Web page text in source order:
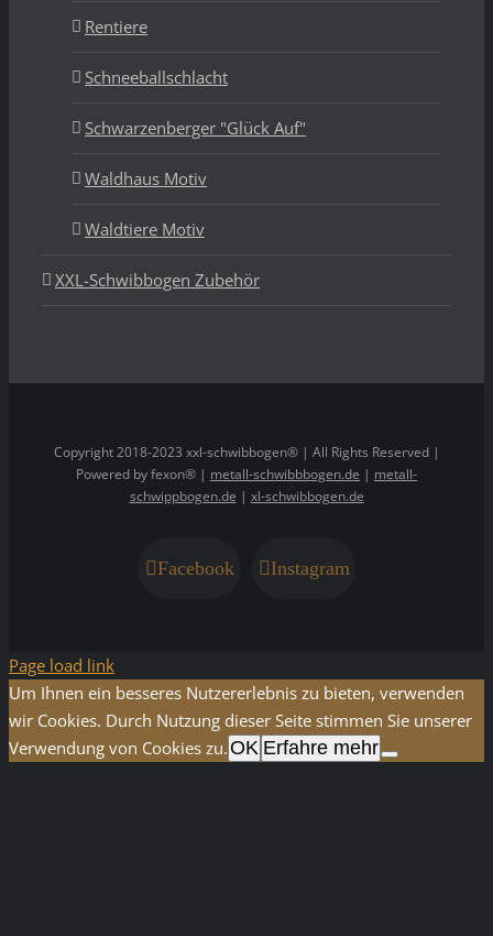
Rentiere
Schneeballschlacht
Schwarzenberger "Glück Auf"
Waldhaus Motiv
Waldtiere Motiv
XXL-Schwibbogen Zubehör
Copyright 2018-2023 xxl-schwibbogen® | All Rights Reserved |
Powered by fexon® | metall-schwibbbogen.de | metall-
schwippbogen.de | xl-schwibbogen.de
Facebook Instagram
Page load link
Um Ihnen ein besseres Nutzererlebnis zu bieten, verwenden
wir Cookies. Durch Nutzung dieser Seite stimmen Sie unserer
Verwendung von Cookies zu.OK Erfahre mehr